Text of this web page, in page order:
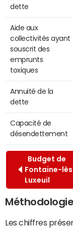
dette
Aide aux
collectivités ayant
souscrit des
emprunts
toxiques
Annuité de la
dette
Capacité de
désendettement
Budget de
Fontaine-
Luxeuil
Les chiffres